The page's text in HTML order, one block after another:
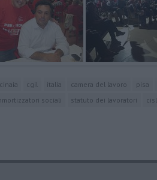
cgil italia camera del lavoro pisa
sociali statuto dei lavoratori cisl